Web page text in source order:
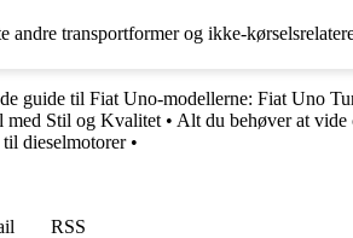
transportformer og ikke-
guide til Fiat Uno-modellerne: Fiat Uno
med Stil og Kvalitet • Alt du behøver at
dieselmotorer•
RSS